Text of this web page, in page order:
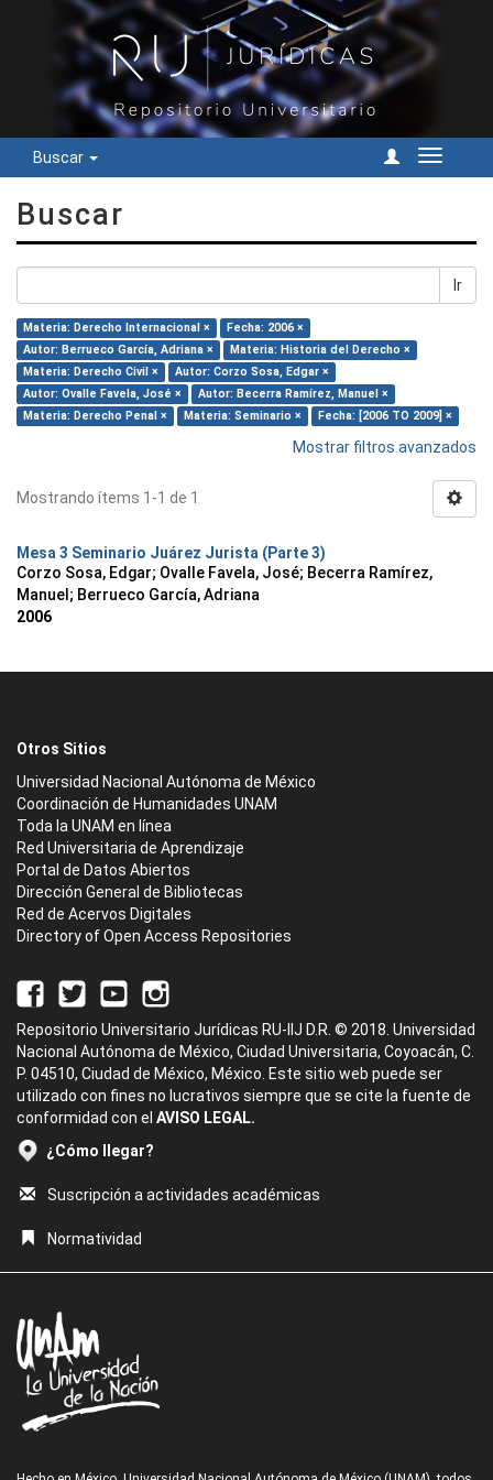
Buscar
Cambiar
Buscar
Ir
Materia: Derecho Internacional ×
Fecha: 2006 ×
Autor: Berrueco García, Adriana ×
Materia: Historia del Derecho ×
Materia: Derecho Civil ×
Autor: Corzo Sosa, Edgar ×
Autor: Ovalle Favela, José ×
Autor: Becerra Ramírez, Manuel ×
Materia: Derecho Penal ×
Materia: Seminario × Fecha: [2006 TO 2009] ×
Mostrar filtros avanzados
Mostrando ítems 1-1 de 1
Mesa 3 Seminario Juárez Jurista (Parte 3)
Corzo Sosa, Edgar; Ovalle Favela, José; Becerra Ramírez,
Manuel ; Berrueco García, Adriana
2006
Otros Sitios
Universidad Nacional Autónoma de México
Coordinación de Humanidades UNAM
Toda la UNAM en línea
Red Universitaria de Aprendizaje
Portal de Datos Abiertos
Dirección General de Bibliotecas
Red de Acervos Digitales
Directory of Open Access Repositories
Repositorio Universitario Jurídicas RU-IIJ D.R. © 2018. Universidad
Nacional Autónoma de México, Ciudad Universitaria, Coyoacán, C.
P. 04510, Ciudad de México, México. Este sitio web puede ser
utilizado con fines no lucrativos siempre que se cite la fuente de
conformidad con el AVISO LEGAL.
¿Cómo llegar?
Suscripción a actividades académicas
Normatividad